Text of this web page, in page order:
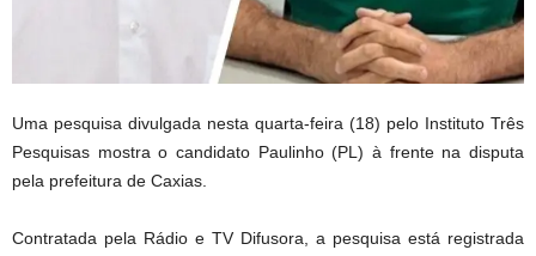
Uma pesquisa divulgada nesta quarta-feira (18) pelo Instituto Três
Pesquisas mostra o candidato Paulinho (PL) à frente na disputa
pela prefeitura de Caxias.
Contratada pela Rádio e TV Difusora, a pesquisa está registrada